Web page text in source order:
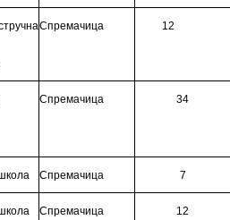
Спремачица 12
Спремачица 34
Спремачица 7
Спремачица 12